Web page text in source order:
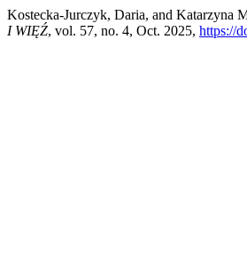
Kostecka-Jurczyk, Daria, and Katarzyna
I WIĘŹ, vol. 57, no. 4, Oct. 2025, https://